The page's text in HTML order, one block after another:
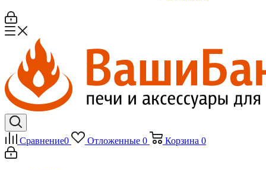
Сравнение0 Отложенные 0 Корзина 0